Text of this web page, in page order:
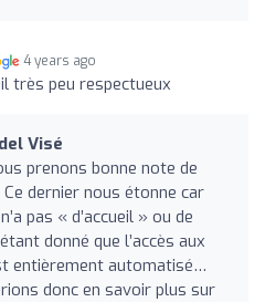
4 years ago
très peu respectueux
Visé
prenons bonne note de
dernier nous étonne car
pas « d’accueil » ou de
donné que l’accès aux
entièrement automatisé…
donc en savoir plus sur